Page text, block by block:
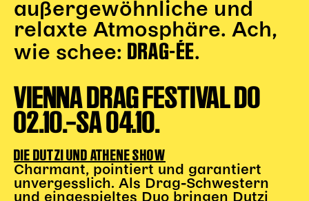
DIGITALE BÜHNE
House of Hybrid Rebels
HAUS
Über Uns
Unser Blog
außergewöhnliche und
relaxte Atmosphäre. Ach,
wie schee: DRAG-ÉE.
VIENNA DRAG FESTIVAL DO
02.10.–SA 04.10.
DIE DUTZI UND ATHENE SHOW
Charmant, pointiert und garantiert
unvergesslich. Als Drag-Schwestern
und eingespieltes Duo bringen Dutzi